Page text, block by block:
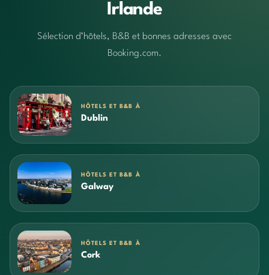
Irlande
Sélection d’hôtels, B&B et bonnes adresses avec
Booking.com.
HÔTELS ET B&B À
Dublin
HÔTELS ET B&B À
Galway
HÔTELS ET B&B À
Cork